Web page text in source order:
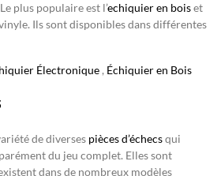
plus populaire est l’echiquier en boiset
Ils sont disponibles dans différentes
Électronique , Échiquier en Bois
de diverses pièces d’échecsqui
du jeu complet. Elles sont
dans de nombreux modèles